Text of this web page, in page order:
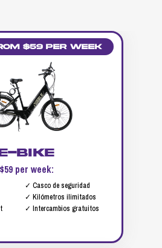
$59 per week
Bike
$59 per week:
✓ Casco de seguridad
✓ Kilómetros ilimitados
✓ Intercambios gratuitos